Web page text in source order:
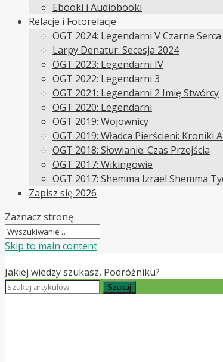
Ebooki i Audiobooki
Relacje i Fotorelacje
OGT 2024: Legendarni V Czarne Serca
Larpy Denatur: Secesja 2024
OGT 2023: Legendarni IV
OGT 2022: Legendarni 3
OGT 2021: Legendarni 2 Imię Stwórcy
OGT 2020: Legendarni
OGT 2019: Wojownicy
OGT 2019: Władca Pierścieni: Kroniki
OGT 2018: Słowianie: Czas Przejścia
OGT 2017: Wikingowie
OGT 2017: Shemma Izrael Shemma
Zapisz się 2026
Zaznacz stronę
Skip to main content
Jakiej wiedzy szukasz, Podróżniku?
Szukaj